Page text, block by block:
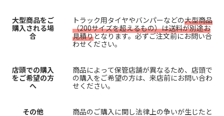
大型商品をご
購入される場
合
トラック用タイヤやバンパーなどの大型商品
（200サイズを超えるもの）は送料が別途お
見積りとなります。必ずご注文前にお問い合
わせください。
店頭での購入
をご希望の方
へ
商品によって保管店舗が異なるため、店頭で
の購入をご希望の方は、来店前にお問い合わ
せください。
その他
商品のご購入に関し法律上の争いが生じたと